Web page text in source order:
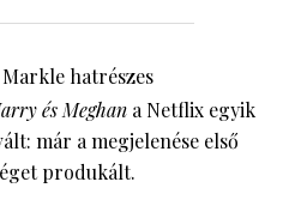
hatrészes
és Meghan a Netflix egyik
már a megjelenése első
produkált.